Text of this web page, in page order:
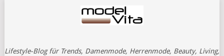
Lifestyle-Blog für Trends, Damenmode, Herrenmode, Beauty, Living,